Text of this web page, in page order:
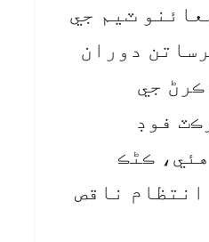
ٽيم جي
دوران
جي
فوڊ
ڪڻڪ
ناقص